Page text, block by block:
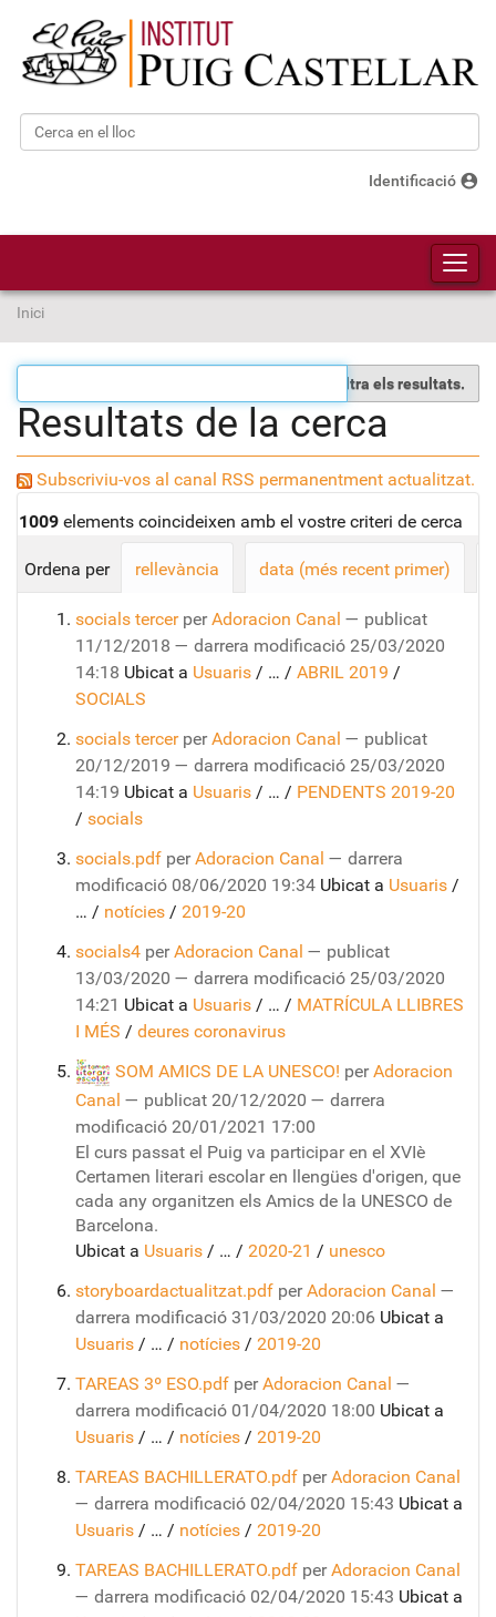
Cerca
Identificació account_circle
Inici
Filtra els resultats.
Resultats de la cerca
Subscriviu-vos al canal RSS permanentment actualitzat.
1009 elements coincideixen amb el vostre criteri de cerca
Ordena per rellevància data (més recent primer)
socials tercer perAdoracion Canal — publicat
11/12/2018 — darrera modificació 25/03/2020
14:18 Ubicat a Usuaris / … / ABRIL 2019 /
SOCIALS
socials tercer perAdoracion Canal — publicat
20/12/2019 — darrera modificació 25/03/2020
14:19 Ubicat a Usuaris / … / PENDENTS 2019-20
/ socials
socials.pdf perAdoracion Canal — darrera
modificació 08/06/2020 19:34 Ubicat a Usuaris /
… / notícies / 2019-20
socials4 perAdoracion Canal — publicat
13/03/2020 — darrera modificació 25/03/2020
14:21 Ubicat a Usuaris / … / MATRÍCULA LLIBRES
I MÉS / deures coronavirus
SOM AMICS DE LA UNESCO! perAdoracion
Canal — publicat 20/12/2020 — darrera
modificació 20/01/2021 17:00
El curs passat el Puig va participar en el XVIè
Certamen literari escolar en llengües d'origen, que
cada any organitzen els Amics de la UNESCO de
Barcelona.
Ubicat a Usuaris / … / 2020-21 / unesco
storyboardactualitzat.pdf perAdoracion Canal —
darrera modificació 31/03/2020 20:06 Ubicat a
Usuaris / … / notícies / 2019-20
TAREAS 3º ESO.pdf perAdoracion Canal —
darrera modificació 01/04/2020 18:00 Ubicat a
Usuaris / … / notícies / 2019-20
TAREAS BACHILLERATO.pdf perAdoracion Canal
— darrera modificació 02/04/2020 15:43 Ubicat a
Usuaris / … / notícies / 2019-20
TAREAS BACHILLERATO.pdf perAdoracion Canal
— darrera modificació 02/04/2020 15:43 Ubicat a